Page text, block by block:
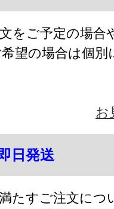
をご予定の場合
望の場合は個別
お
日発送
たすご注文につ